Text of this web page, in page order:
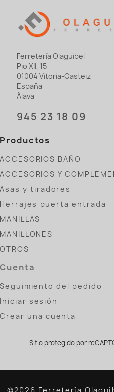
Ferretería Olaguibel
Pio XII, 15
01004 Vitoria-Gasteiz
España
Álava
945 23 18 09
Productos
ACCESORIOS BAÑO
ACCESORIOS Y
Asas y tiradores
Herrajes puerta entrada
MANILLAS
MANILLONES
OTROS
Cuenta
Seguimiento del pedido
Iniciar sesión
Crear una cuenta
Sitio protegido por
©2026 Ferretería